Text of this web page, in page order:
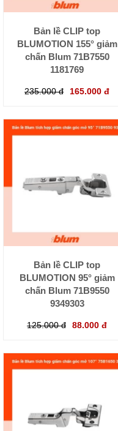
Bản lề CLIP top
BLUMOTION 155° giảm
chấn Blum 71B7550
1181769
235.000 đ 165.000 đ
Bản lề CLIP top
BLUMOTION 95° giảm
chấn Blum 71B9550
9349303
125.000 đ 88.000 đ